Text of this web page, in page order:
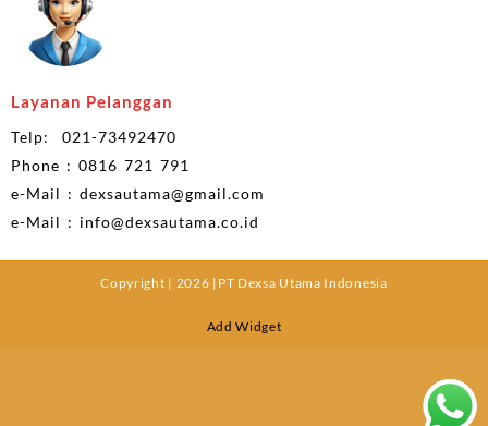
Layanan Pelanggan
Telp: 021-73492470
Phone : 0816 721 791
e-Mail : dexsautama@gmail.com
e-Mail : info@dexsautama.co.id
Copyright | 2026 |PT Dexsa Utama Indonesia
Add Widget